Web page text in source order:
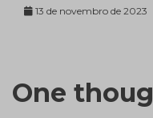
13 de novembro de 2023
One